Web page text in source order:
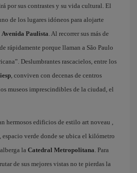
por sus contrastes y su vida cultural. El
de los lugares idóneos para alojarte
Avenida Paulista . Al recorrer sus más de
rápidamente porque llaman a São Paulo
Deslumbrantes rascacielos, entre los
, conviven con decenas de centros
museos imprescindibles de la ciudad, el
hermosos edificios de estilo art noveau ,
, espacio verde donde se ubica el kilómetro
la Catedral Metropolitana . Para
de sus mejores vistas no te pierdas la